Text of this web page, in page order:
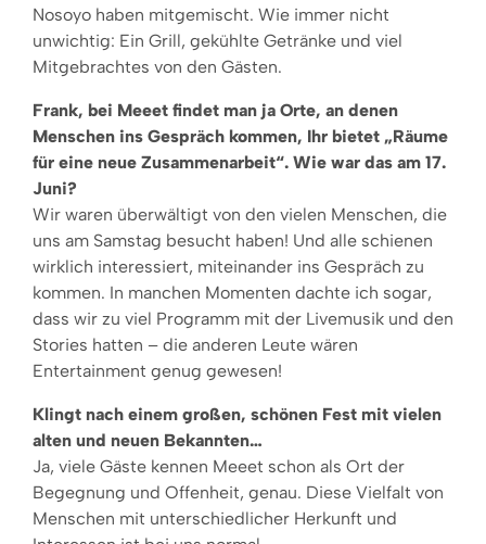
Nosoyo haben mitgemischt. Wie immer nicht
unwichtig: Ein Grill, gekühlte Getränke und viel
Mitgebrachtes von den Gästen.
Frank, bei Meeet findet man ja Orte, an denen
Menschen ins Gespräch kommen, Ihr bietet „Räume
für eine neue Zusammenarbeit“. Wie war das am 17.
Juni?
Wir waren überwältigt von den vielen Menschen, die
uns am Samstag besucht haben! Und alle schienen
wirklich interessiert, miteinander ins Gespräch zu
kommen. In manchen Momenten dachte ich sogar,
dass wir zu viel Programm mit der Livemusik und den
Stories hatten – die anderen Leute wären
Entertainment genug gewesen!
Klingt nach einem großen, schönen Fest mit vielen
alten und neuen Bekannten…
Ja, viele Gäste kennen Meeet schon als Ort der
Begegnung und Offenheit, genau. Diese Vielfalt von
Menschen mit unterschiedlicher Herkunft und